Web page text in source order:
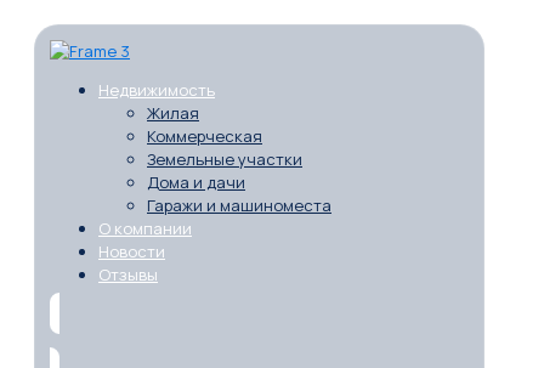
Недвижимость
Жилая
Коммерческая
Земельные участки
Дома и дачи
Гаражи и машиноместа
О компании
Новости
Отзывы